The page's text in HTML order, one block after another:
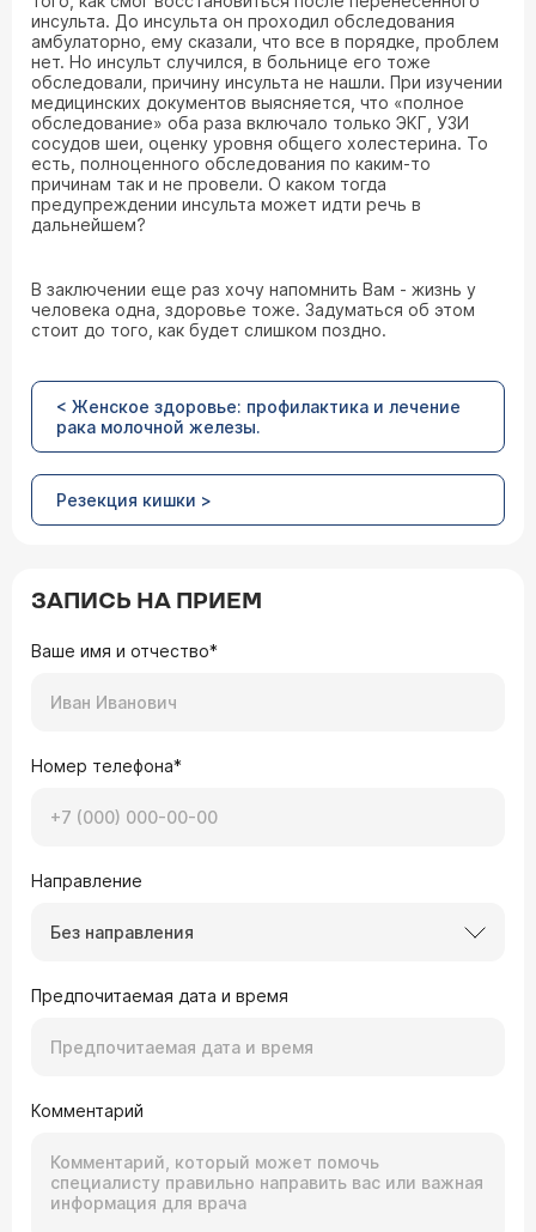
инсульта. До инсульта он проходил обследования
амбулаторно, ему сказали, что все в порядке, проблем
нет. Но инсульт случился, в больнице его тоже
обследовали, причину инсульта не нашли. При изучении
медицинских документов выясняется, что «полное
обследование» оба раза включало только ЭКГ, УЗИ
сосудов шеи, оценку уровня общего холестерина. То
есть, полноценного обследования по каким-то
причинам так и не провели. О каком тогда
предупреждении инсульта может идти речь в
дальнейшем?
В заключении еще раз хочу напомнить Вам - жизнь у
человека одна, здоровье тоже. Задуматься об этом
стоит до того, как будет слишком поздно.
< Женское здоровье: профилактика и лечение
рака молочной железы.
Резекция кишки >
ЗАПИСЬ НА ПРИЕМ
Ваше имя и отчество*
Номер телефона*
Направление
Без направления
Предпочитаемая дата и время
Комментарий